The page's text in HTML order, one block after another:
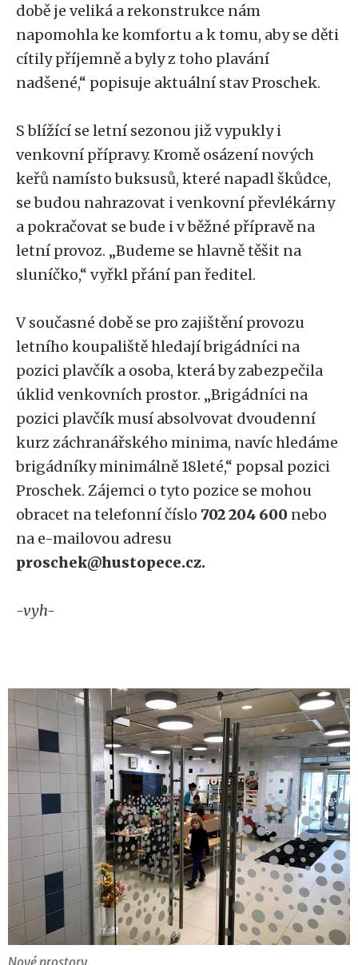
době je veliká a rekonstrukce nám
napomohla ke komfortu a k tomu, aby se děti
cítily příjemně a byly z toho plavání
nadšené,“ popisuje aktuální stav Proschek.
S blížící se letní sezonou již vypukly i
venkovní přípravy. Kromě osázení nových
keřů namísto buksusů, které napadl škůdce,
se budou nahrazovat i venkovní převlékárny
a pokračovat se bude i v běžné přípravě na
letní provoz. „Budeme se hlavně těšit na
sluníčko,“ vyřkl přání pan ředitel.
V současné době se pro zajištění provozu
letního koupaliště hledají brigádníci na
pozici plavčík a osoba, která by zabezpečila
úklid venkovních prostor. „Brigádníci na
pozici plavčík musí absolvovat dvoudenní
kurz záchranářského minima, navíc hledáme
brigádníky minimálně 18leté,“ popsal pozici
Proschek. Zájemci o tyto pozice se mohou
obracet na telefonní číslo 702 204 600 nebo
na e-mailovou adresu
proschek@hustopece.cz.
-vyh-
Nové prostory.